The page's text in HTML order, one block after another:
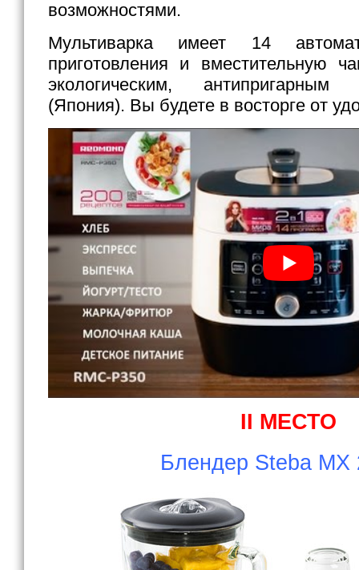
возможностями.
Мультиварка имеет 14
приготовления и вместительную
экологическим,
(Япония). Вы будете в восторге от
II МЕСТО
Блендер Steba MX